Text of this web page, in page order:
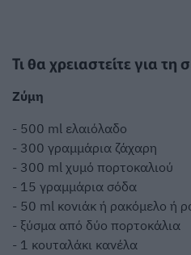
Τι θα χρειαστείτε για τη
Ζύμη
- 500 ml ελαιόλαδο
- 300 γραμμάρια ζάχαρη
- 300 ml χυμό πορτοκαλιού
- 15 γραμμάρια σόδα
- 50 ml κονιάκ ή ρακόμελο ή
- ξύσμα από δύο πορτοκάλια
- 1 κουταλάκι κανέλα